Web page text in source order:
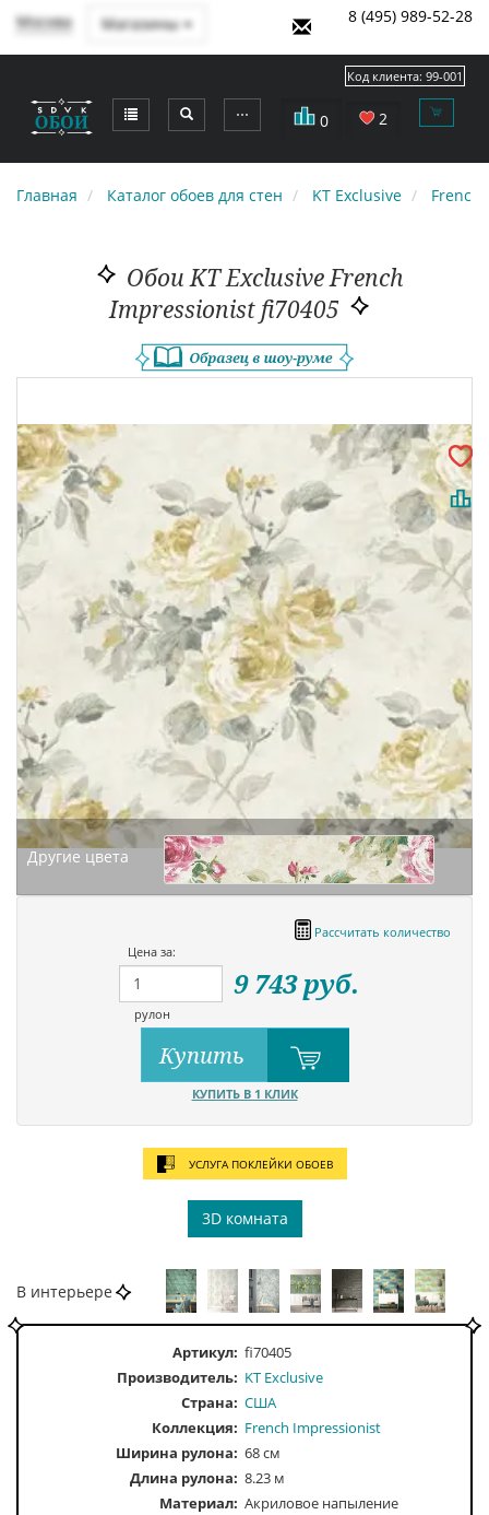
Москва Магазины 8 (495) 989-52-28
⋯ 0 2
Код клиента: 99-001
Главная Каталог обоев для стен KT Exclusive French
Обои KT Exclusive French
Impressionist fi70405
Другие цвета
Рассчитать количество
Цена за:
рулон
9 743руб.
Купить
КУПИТЬ В 1 КЛИК
УСЛУГА ПОКЛЕЙКИ ОБОЕВ
3D комната
В интерьере
Артикул: fi70405
Производитель: KT Exclusive
Страна: США
Коллекция: French Impressionist
Ширина рулона: 68 см
Длина рулона: 8.23 м
Материал: Акриловое напыление